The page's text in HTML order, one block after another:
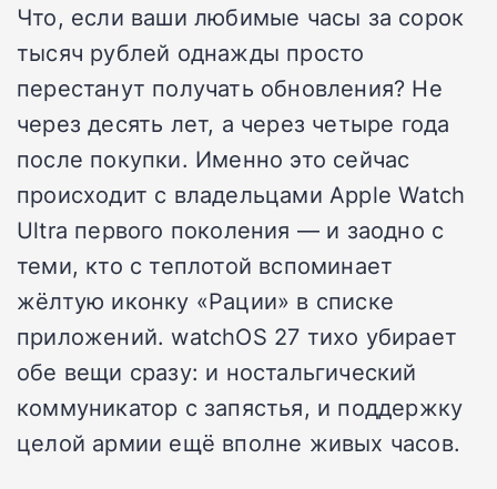
Что, если ваши любимые часы за сорок
тысяч рублей однажды просто
перестанут получать обновления? Не
через десять лет, а через четыре года
после покупки. Именно это сейчас
происходит с владельцами Apple Watch
Ultra первого поколения — и заодно с
теми, кто с теплотой вспоминает
жёлтую иконку «Рации» в списке
приложений. watchOS 27 тихо убирает
обе вещи сразу: и ностальгический
коммуникатор с запястья, и поддержку
целой армии ещё вполне живых часов.